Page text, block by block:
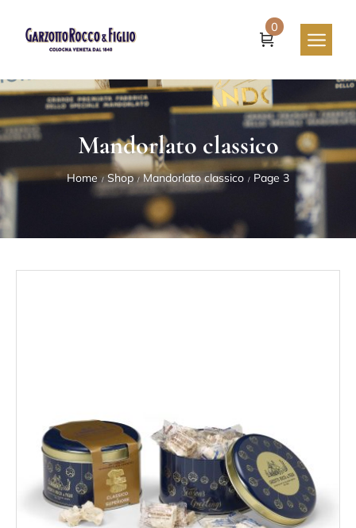
0
Mandorlato classico
Home / Shop / Mandorlato classico / Page 3